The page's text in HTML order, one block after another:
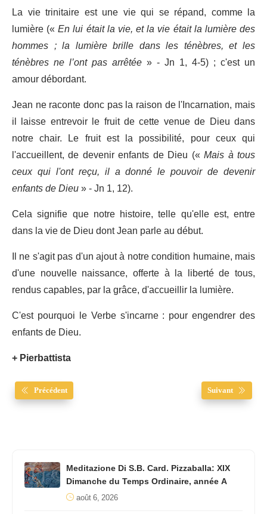
La vie trinitaire est une vie qui se répand, comme la
lumière («En lui était la vie, et la vie était la lumière des
hommes ; la lumière brille dans les ténèbres, et les
ténèbres ne l’ont pas arrêtée » - Jn 1, 4-5) ; c'est un
amour débordant.
Jean ne raconte donc pas la raison de l'Incarnation, mais
il laisse entrevoir le fruit de cette venue de Dieu dans
notre chair. Le fruit est la possibilité, pour ceux qui
l'accueillent, de devenir enfants de Dieu («Mais à tous
ceux qui l'ont reçu, il a donné le pouvoir de devenir
enfants de Dieu» - Jn 1, 12).
Cela signifie que notre histoire, telle qu'elle est, entre
dans la vie de Dieu dont Jean parle au début.
Il ne s'agit pas d'un ajout à notre condition humaine, mais
d'une nouvelle naissance, offerte à la liberté de tous,
rendus capables, par la grâce, d'accueillir la lumière.
C'est pourquoi le Verbe s'incarne : pour engendrer des
enfants de Dieu.
+ Pierbattista
Précédent Suivant
Meditazione Di S.B. Card. Pizzaballa: XIX
Dimanche du Temps Ordinaire, année A
août 6, 2026